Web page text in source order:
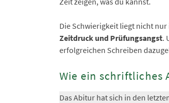
Die Schwierigkeit liegt nicht
Zeitdruck und Prüfungsangst.
erfolgreichen Schreiben
Wie ein schriftliches
Das Abitur hat sich in den